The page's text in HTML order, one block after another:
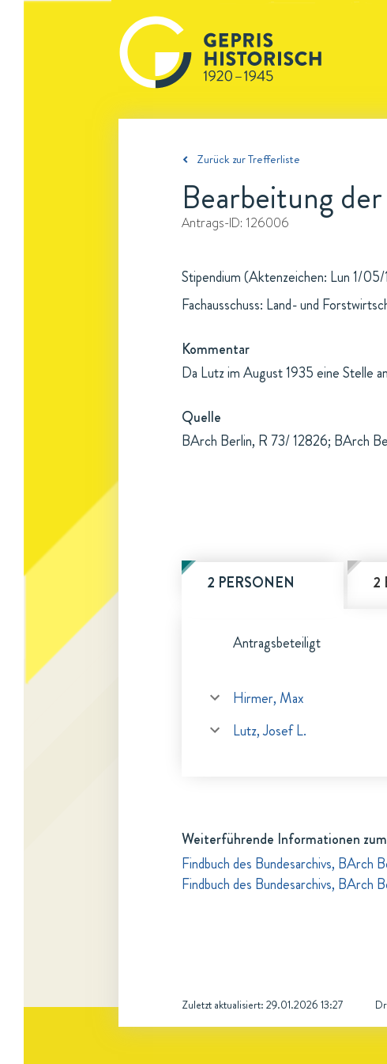
Zurück zur Trefferliste
Bearbeitung
Antrags-ID: 126006
Stipendium (Aktenzeichen: Lun 1/
Fachausschuss: Land- und
Kommentar
Da Lutz im August 1935 eine Stelle
Quelle
BArch Berlin, R 73/ 12826; BArch
2 PERSONEN 2
Antragsbeteiligt
Hirmer, Max
Lutz, Josef L.
Weiterführende Informationen
Findbuch des Bundesarchivs, BArch
Findbuch des Bundesarchivs, BArch
Zuletzt aktualisiert: 29.01.2026 13:27